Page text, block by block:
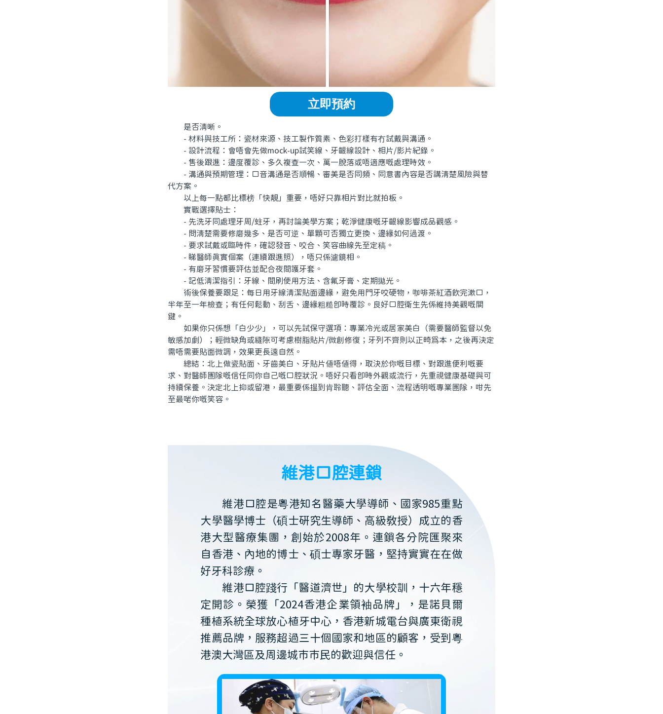
立即預約
是否清晰。
- 材料與技工所：瓷材來源、技工製作質素、色彩打樣有冇試戴與溝通。
- 設計流程：會唔會先做mock-up試笑線、牙齦線設計、相片/影片紀錄。
- 售後跟進：邊度覆診、多久複查一次、萬一脫落或唔適應嘅處理時效。
- 溝通與預期管理：口音溝通是否順暢、審美是否同頻、同意書內容是否講清楚風險與替
代方案。
以上每一點都比標榜「快靚」重要，唔好只靠相片對比就拍板。
實戰選擇貼士：
- 先洗牙同處理牙周/蛀牙，再討論美學方案；乾淨健康嘅牙齦線影響成品觀感。
- 問清楚需要修磨幾多、是否可逆、單顆可否獨立更換、邊緣如何過渡。
- 要求試戴或臨時件，確認發音、咬合、笑容曲線先至定稿。
- 睇醫師真實個案（連續跟進照），唔只係濾鏡相。
- 有磨牙習慣要評估並配合夜間護牙套。
- 記低清潔指引：牙線、間刷使用方法、含氟牙膏、定期拋光。
術後保養要跟足：每日用牙線清潔貼面邊緣，避免用門牙咬硬物，咖啡茶紅酒飲完漱口，
半年至一年檢查；有任何鬆動、刮舌、邊緣粗糙即時覆診。良好口腔衛生先係維持美觀嘅關
鍵。
如果你只係想「白少少」，可以先試保守選項：專業冷光或居家美白（需要醫師監督以免
敏感加劇）；輕微缺角或縫隙可考慮樹脂貼片/微創修復；牙列不齊則以正畸為本，之後再決定
需唔需要貼面微調，效果更長遠自然。
總結：北上做瓷貼面、牙齒美白、牙貼片值唔值得，取決於你嘅目標、對跟進便利嘅要
求、對醫師團隊嘅信任同你自己嘅口腔狀況。唔好只看即時外觀或流行，先重視健康基礎與可
持續保養。決定北上抑或留港，最重要係搵到肯聆聽、評估全面、流程透明嘅專業團隊，咁先
至最啱你嘅笑容。
維港口腔連鎖
維港口腔是粵港知名醫藥大學導師、國家985重點
大學醫學博士（碩士研究生導師、高級教授）成立的香
港大型醫療集團，創始於2008年。連鎖各分院匯聚來
自香港、內地的博士、碩士專家牙醫，堅持實實在在做
好牙科診療。
維港口腔踐行「醫道濟世」的大學校訓，十六年穩
定開診。榮獲「2024香港企業領袖品牌」，是諾貝爾
種植系統全球放心植牙中心，香港新城電台與廣東衛視
推薦品牌，服務超過三十個國家和地區的顧客，受到粵
港澳大灣區及周邊城市市民的歡迎與信任。